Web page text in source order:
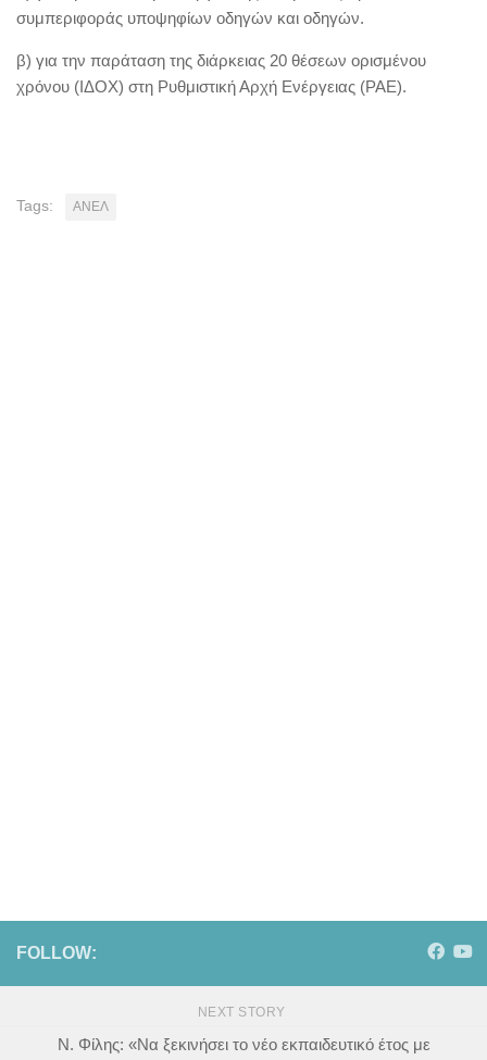
συμπεριφοράς υποψηφίων οδηγών και οδηγών.
β) για την παράταση της διάρκειας 20 θέσεων ορισμένου
χρόνου (ΙΔΟΧ) στη Ρυθμιστική Αρχή Ενέργειας (ΡΑΕ).
Tags: ΑΝΕΛ
FOLLOW:
NEXT STORY
Ν. Φίλης: «Να ξεκινήσει το νέο εκπαιδευτικό έτος με